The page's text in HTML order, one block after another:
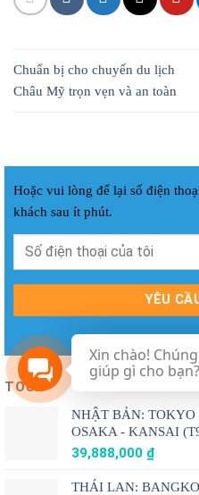
Chuẩn bị cho chuyến du lịch
Châu Mỹ trọn vẹn và an toàn
Hoặc vui lòng để lại số điện
khách sau ít phút.
TOUR
NHẬT BẢN:
OSAKA - KANSAI
39,888,000 ₫
THÁI LAN:
Xin chào!
giúp gì cho bạn?